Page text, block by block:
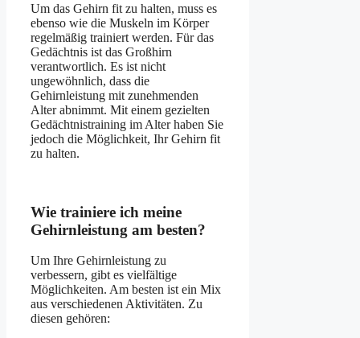
Um das Gehirn fit zu halten, muss es
ebenso wie die Muskeln im Körper
regelmäßig trainiert werden. Für das
Gedächtnis ist das Großhirn
verantwortlich. Es ist nicht
ungewöhnlich, dass die
Gehirnleistung mit zunehmenden
Alter abnimmt. Mit einem gezielten
Gedächtnistraining im Alter haben Sie
jedoch die Möglichkeit, Ihr Gehirn fit
zu halten.
Wie trainiere ich meine
Gehirnleistung am besten?
Um Ihre Gehirnleistung zu
verbessern, gibt es vielfältige
Möglichkeiten. Am besten ist ein Mix
aus verschiedenen Aktivitäten. Zu
diesen gehören: